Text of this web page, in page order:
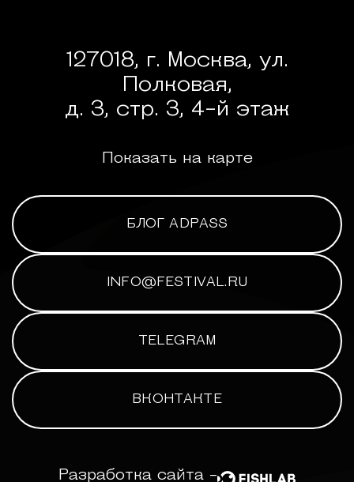
127018, г. Москва, ул.
Полковая,
д. 3, стр. 3, 4-й этаж
Показать на карте
БЛОГ ADPASS
INFO@FESTIVAL.RU
TELEGRAM
ВКОНТАКТЕ
Разработка сайта -